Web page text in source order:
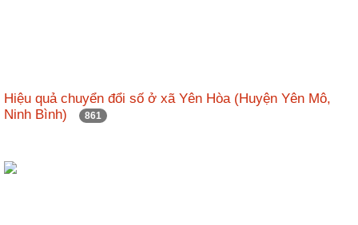
Hiệu quả chuyển đổi số ở xã Yên Hòa (Huyện Yên Mô,
Ninh Bình)
861